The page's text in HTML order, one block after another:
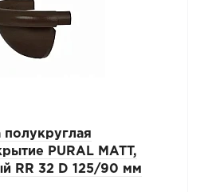
PURAL MATT,
RR 32 D 125/90 мм